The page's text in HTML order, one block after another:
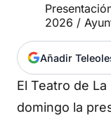
2026 /
Añadir
El Teatro de
domingo la